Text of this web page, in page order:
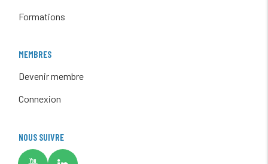
Formations
MEMBRES
Devenir membre
Connexion
NOUS SUIVRE